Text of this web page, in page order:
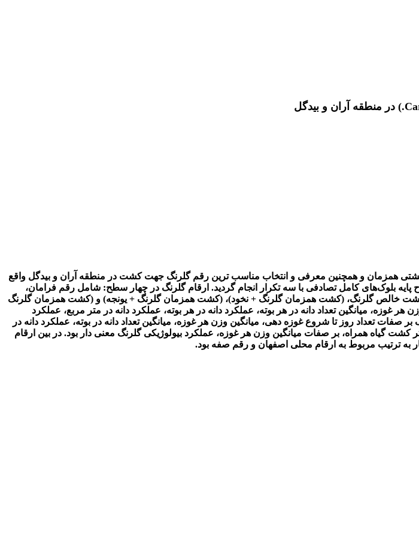
همزمان و همچنین معرفی و انتخاب مناسب ترین رقم گلرنگ جهت کشت در منطقه آران و بیدگل واقع
فاکتوریل در قالب طرح پایه بلوک‌های کامل تصادفی با سه تکرار انجام گردید. ارقام گلرنگ در چهار سطح: شامل رقم فرامان،
خالص گلرنگ، (کشت همزمان گلرنگ + نخود)، (کشت همزمان گلرنگ + یونجه) و (کشت همزمان گلرنگ
غوزه، میانگین تعداد دانه در هر بوته، عملکرد دانه در هر بوته، عملکرد دانه در متر مربع، عملکرد
تعداد روز تا شروع غوزه دهی، میانگین وزن هر غوزه، میانگین تعداد دانه در بوته، عملکرد دانه در
گیاه همراه، بر صفات میانگین وزن هر غوزه، عملکرد بیولوژیکی گلرنگ معنی دار بود. در بین ارقام